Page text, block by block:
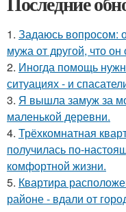
1. Задаюсь вопросом:
мужа от другой, что
2. Иногда помощь
ситуациях - и
3. Я вышла замуж за
маленькой деревни.
4. Трёхкомнатная
получилась по-
комфортной жизни.
5. Квартира
районе - вдали от